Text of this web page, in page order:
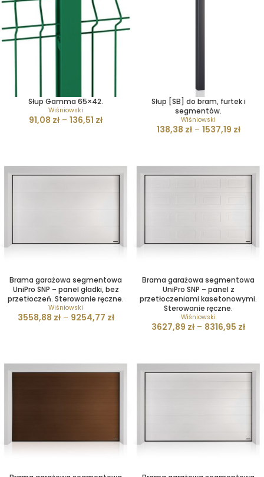
Słup Gamma 65×42.
Wiśniowski
91,08 zł – 136,51 zł
Słup [SB] do bram, furtek i
segmentów.
Wiśniowski
138,38 zł– 1537,19 zł
Brama garażowa segmentowa
UniPro SNP – panel gładki, bez
przetłoczeń. Sterowanie ręczne.
Wiśniowski
3558,88 zł– 9254,77 zł
Brama garażowa segmentowa
UniPro SNP – panel z
przetłoczeniami kasetonowymi.
Sterowanie ręczne.
Wiśniowski
3627,89 zł – 8316,95 zł